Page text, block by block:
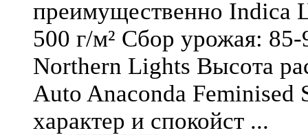
преимущественно Indica
500 г/м² Сбор урожая:
Northern Lights Высота
Auto Anaconda
характер и спокойст ...